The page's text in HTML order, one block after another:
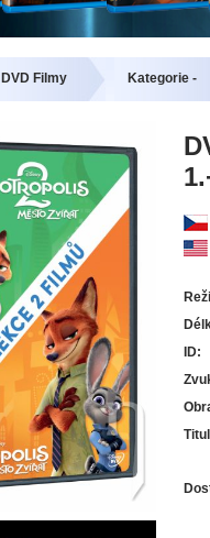
DVD Filmy Kategorie -
ID: